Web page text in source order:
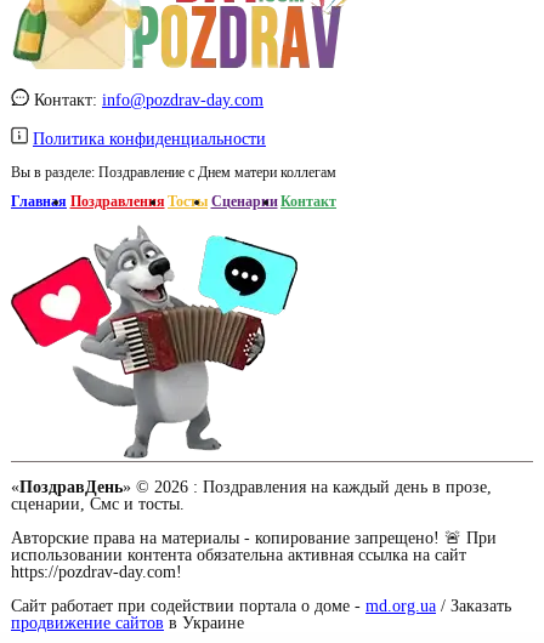
Контакт: info@pozdrav-day.com
Политика конфиденциальности
Вы в разделе: Поздравление с Днем матери коллегам
Главная Поздравления Тосты СценарииКонтакт
«ПоздравДень» © 2026 : Поздравления на каждый день в прозе,
сценарии, Смс и тосты.
Авторские права на материалы - копирование запрещено! 🚨 При
использовании контента обязательна активная ссылка на сайт
https://pozdrav-day.com!
Сайт работает при содействии портала о доме - md.org.ua / Заказать
продвижение сайтов в Украине